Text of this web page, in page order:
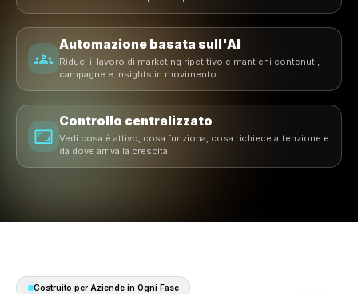
Costruito per gli Operatori
Pensato per ristoranti che
bisogno di velocità,
controllo.
Gli operatori di ristorazione non hanno tempo per
marketing complicati. Rulrr è costruito attorno a
automazione e controllo centralizzato.
Configurazione rapida